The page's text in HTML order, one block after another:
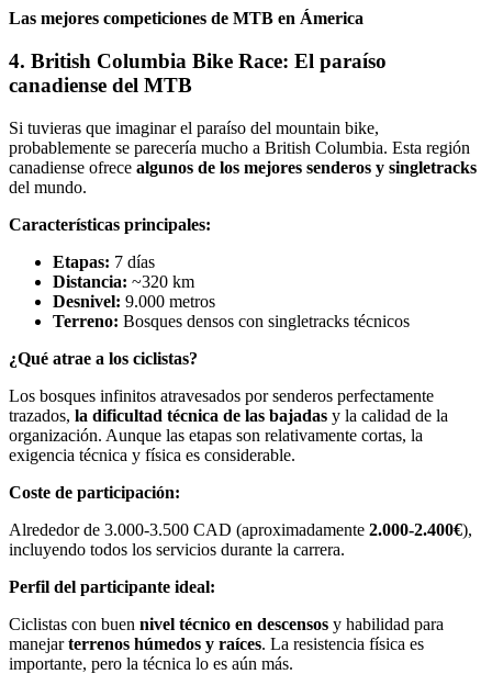
Las mejores competiciones de MTB en Ámerica
4. British Columbia Bike Race: El paraíso
canadiense del MTB
Si tuvieras que imaginar el paraíso del mountain bike,
probablemente se parecería mucho a British Columbia. Esta región
canadiense ofrece algunos de los mejores senderos y singletracks
del mundo.
Características principales:
Etapas: 7 días
Distancia: ~320 km
Desnivel: 9.000 metros
Terreno: Bosques densos con singletracks técnicos
¿Qué atrae a los ciclistas?
Los bosques infinitos atravesados por senderos perfectamente
trazados, la dificultad técnica de las bajadas y la calidad de la
organización. Aunque las etapas son relativamente cortas, la
exigencia técnica y física es considerable.
Coste de participación:
Alrededor de 3.000-3.500 CAD (aproximadamente 2.000-2.400€),
incluyendo todos los servicios durante la carrera.
Perfil del participante ideal:
Ciclistas con buen nivel técnico en descensos y habilidad para
manejarterrenos húmedos y raíces. La resistencia física es
importante, pero la técnica lo es aún más.